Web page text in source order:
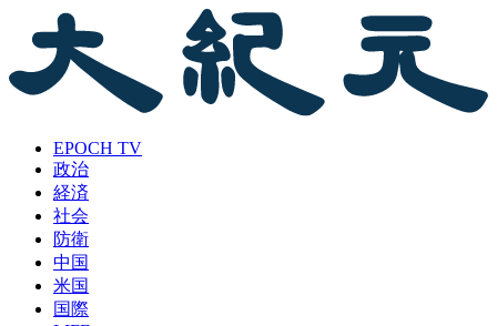
EPOCH TV
政治
経済
社会
防衛
中国
米国
国際